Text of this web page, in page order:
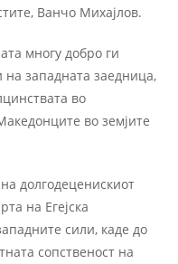
Ванчо Михајлов.
многу добро ги
на западната заедница,
во
во земјите
долгодеценискиот
на Егејска
сили, каде до
сопственост на